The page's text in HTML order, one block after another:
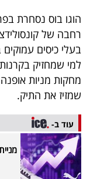
הוגו בוס נסחרת
רחבה של
בעלי כיסים
למי שמחזיק
מחקות מניות
שמזיז את התיק.
עוד ב-